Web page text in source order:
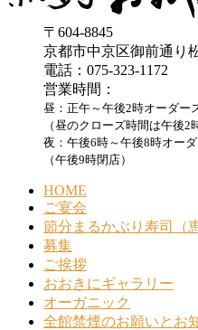
〒604-8845
京都市中京区御前通り
電話：075-323-1172
営業時間：
昼：正午～午後2時オーダー
（昼のクローズ時間は午後2
夜：午後6時～午後8時オー
（午後9時閉店）
HOME
ご宴会
節分まるかぶり寿司（
募集
ご挨拶
おおきにギャラリー
オーガニック
全館禁煙のお願いとお